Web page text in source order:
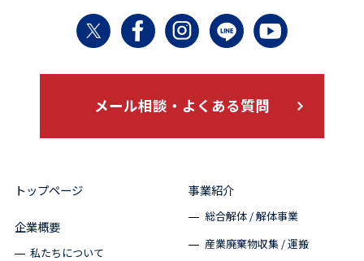
メール相談・よくある質問
トップページ
企業概要
私たちについて
事業紹介
総合解体 / 解体事業
産業廃棄物収集 / 運搬